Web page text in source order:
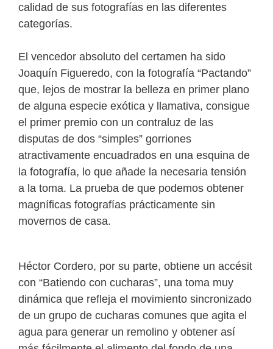
calidad de sus fotografías en las diferentes
categorías.
El vencedor absoluto del certamen ha sido
Joaquín Figueredo, con la fotografía “Pactando”
que, lejos de mostrar la belleza en primer plano
de alguna especie exótica y llamativa, consigue
el primer premio con un contraluz de las
disputas de dos “simples” gorriones
atractivamente encuadrados en una esquina de
la fotografía, lo que añade la necesaria tensión
a la toma. La prueba de que podemos obtener
magníficas fotografías prácticamente sin
movernos de casa.
Héctor Cordero, por su parte, obtiene un accésit
con “Batiendo con cucharas”, una toma muy
dinámica que refleja el movimiento sincronizado
de un grupo de cucharas comunes que agita el
agua para generar un remolino y obtener así